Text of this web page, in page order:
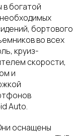
богатой
бортового
во всех
круиз-
скорости,
и
Auto.
оснащены